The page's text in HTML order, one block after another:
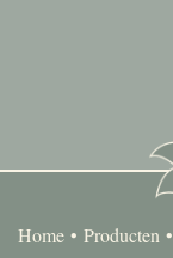
Home Producten